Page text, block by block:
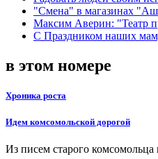
"Смена" в магазинах
Максим Аверин: "Театр
С Праздником наших
в этом номере
Хроника роста
Идем комсомольской дорогой
Из писем старого комсомольца